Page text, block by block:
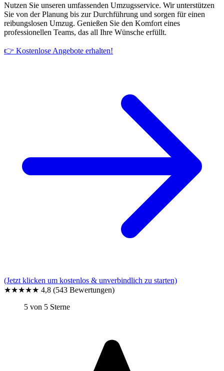
Nutzen Sie unseren umfassenden Umzugsservice. Wir unterstützen
Sie von der Planung bis zur Durchführung und sorgen für einen
reibungslosen Umzug. Genießen Sie den Komfort eines
professionellen Teams, das all Ihre Wünsche erfüllt.
👉 Kostenlose Angebote erhalten!
(Jetzt klicken um kostenlos & unverbindlich zu starten)
★★★★★ 4,8 (543 Bewertungen)
5 von 5 Sterne